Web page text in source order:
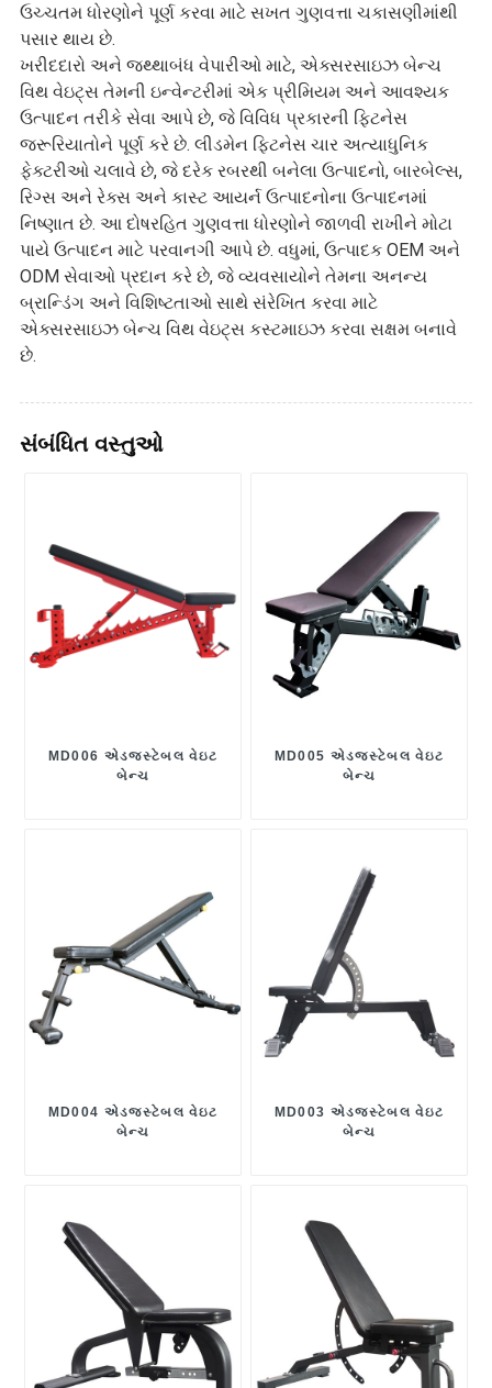
ઉચ્ચતમ ધોરણોને પૂર્ણ કરવા માટે સખત ગુણવત્તા ચકાસણીમાંથી
પસાર થાય છે.
ખરીદદારો અને જથ્થાબંધ વેપારીઓ માટે, એક્સરસાઇઝ બેન્ચ
વિથ વેઇટ્સ તેમની ઇન્વેન્ટરીમાં એક પ્રીમિયમ અને આવશ્યક
ઉત્પાદન તરીકે સેવા આપે છે, જે વિવિધ પ્રકારની ફિટનેસ
જરૂરિયાતોને પૂર્ણ કરે છે. લીડમેન ફિટનેસ ચાર અત્યાધુનિક
ફેક્ટરીઓ ચલાવે છે, જે દરેક રબરથી બનેલા ઉત્પાદનો, બારબેલ્સ,
રિગ્સ અને રેક્સ અને કાસ્ટ આયર્ન ઉત્પાદનોના ઉત્પાદનમાં
નિષ્ણાત છે. આ દોષરહિત ગુણવત્તા ધોરણોને જાળવી રાખીને મોટા
પાયે ઉત્પાદન માટે પરવાનગી આપે છે. વધુમાં, ઉત્પાદક OEM અને
ODM સેવાઓ પ્રદાન કરે છે, જે વ્યવસાયોને તેમના અનન્ય
બ્રાન્ડિંગ અને વિશિષ્ટતાઓ સાથે સંરેખિત કરવા માટે
એક્સરસાઇઝ બેન્ચ વિથ વેઇટ્સ કસ્ટમાઇઝ કરવા સક્ષમ બનાવે
છે.
સંબંધિત વસ્તુઓ
MD006 એડજસ્ટેબલ વેઇટ
બેન્ચ
MD005 એડજસ્ટેબલ વેઇટ
બેન્ચ
MD004 એડજસ્ટેબલ વેઇટ
બેન્ચ
MD003 એડજસ્ટેબલ વેઇટ
બેન્ચ